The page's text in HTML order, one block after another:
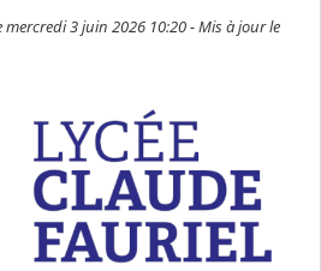
3 juin 2026 10:20 - Mis à jour le